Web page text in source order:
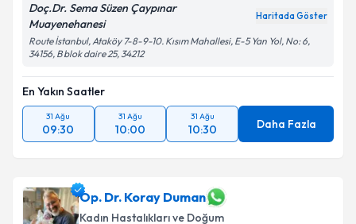
Doç.Dr. Sema Süzen Çaypınar
Muayenehanesi
Haritada Göster
Route İstanbul, Ataköy 7-8-9-10. Kısım Mahallesi, E-5 Yan Yol, No: 6,
34156, B blok daire 25, 34212
En Yakın Saatler
31 Ağu
09:30
31 Ağu
10:00
31 Ağu
10:30 Daha Fazla
Op. Dr. Koray Duman
Kadın Hastalıkları ve Doğum